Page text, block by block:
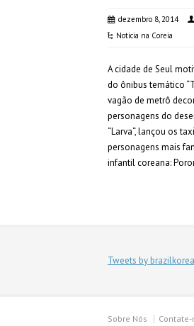
dezembro 8, 2014
Noticia na Coreia
A cidade de Seul
do ônibus temático
vagão de metrô
personagens do
“Larva“, lançou os
personagens mais
infantil coreana:
Tweets by brazilkorea
Sobre Nós Contate-